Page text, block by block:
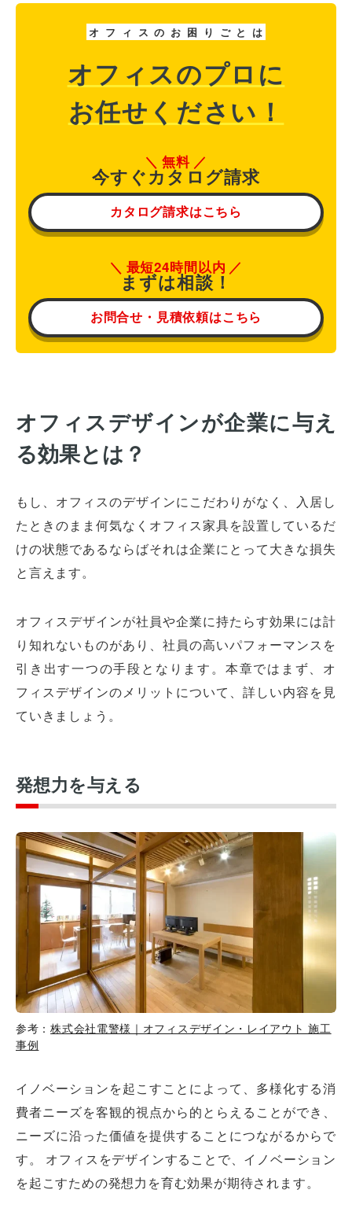
オ フ ィ ス の お 困 り ご と は
オフィスのプロに
お任せください！
無料
今すぐカタログ請求
カタログ請求はこちら
最短24時間以内
まずは相談！
お問合せ・見積依頼はこちら
オフィスデザインが企業に与え
る効果とは？
もし、オフィスのデザインにこだわりがなく、入居し
たときのまま何気なくオフィス家具を設置しているだ
けの状態であるならばそれは企業にとって大きな損失
と言えます。
オフィスデザインが社員や企業に持たらす効果には計
り知れないものがあり、社員の高いパフォーマンスを
引き出す一つの手段となります。本章ではまず、オ
フィスデザインのメリットについて、詳しい内容を見
ていきましょう。
発想力を与える
参考：株式会社電警様｜オフィスデザイン・レイアウト 施工
事例
イノベーションを起こすことによって、多様化する消
費者ニーズを客観的視点から的とらえることができ、
ニーズに沿った価値を提供することにつながるからで
す。 オフィスをデザインすることで、イノベーション
を起こすための発想力を育む効果が期待されます。